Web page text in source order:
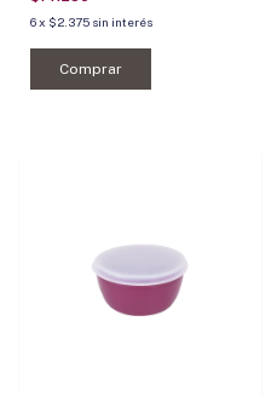
6x $2.375 sin interés
Comprar